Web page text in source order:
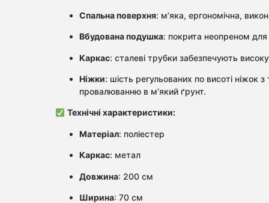
Спальна поверхня: м’яка, ергономічна,
Вбудована подушка: покрита неопреном
Каркас: сталеві трубки забезпечують високу
Ніжки: шість регульованих по висоті ніжок
провалюванню в м’який ґрунт.
Технічні характеристики:
Матеріал: поліестер
Каркас: метал
Довжина: 200 см
Ширина: 70 см